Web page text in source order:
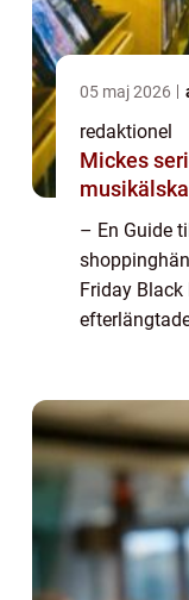
05 maj 2026
redaktionel
Mickes
– En Guide
Friday Black
inklusive